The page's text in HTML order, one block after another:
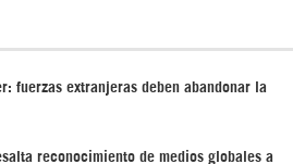
fuerzas extranjeras deben abandonar la
reconocimiento de medios globales a